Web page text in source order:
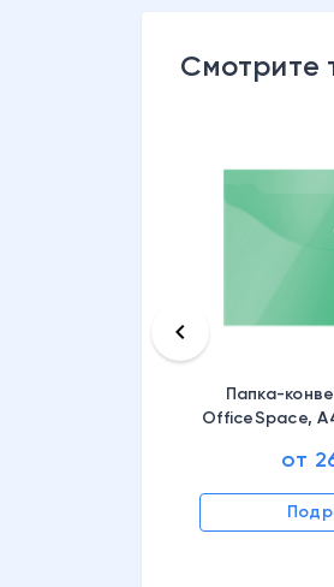
Смотрите
Папка-
OfficeSpace,
от
keyboard_arrow_left